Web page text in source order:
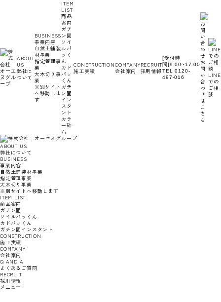
キ
ッ
に
移
ABOUT
US
弊社に
ついて
BUSINESS
事業内容
自然土舗装
材事業
指定管理事
業
大木切り事
業
※別サイト
へ移動しま
す
ITEM
LIST
商品
案内
ガチ
ン固
ソイ
ルパ
ッく
ん
カド
パッ
くん
ガチ
ン固
イン
スタ
ント
カラ
ー砕
石
CONSTRUCTION
施工実績
COMPANY
会社案内
RECRUIT
採用情報
[受付時
間]9:00~17:00
TEL 0120-
497-016
お
問
い
合
わ
せ
は
こ
ち
ら
LINE
での
ご相
談
ABOUT US
弊社について
BUSINESS
事業内容
自然土舗装材事業
指定管理事業
大木切り事業
※別サイトへ移動します
ITEM LIST
商品案内
ガチン固
ソイルパッくん
カドパッくん
ガチン固インスタント
CONSTRUCTION
施工実績
COMPANY
会社案内
Q AND A
よくあるご質問
RECRUIT
採用情報
メニュー